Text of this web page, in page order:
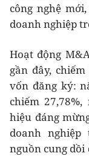
công nghệ
doanh nghiệp
Hoạt động
gần đây,
vốn đăng ký:
chiếm
hiệu đáng
doanh
nguồn cung dồi